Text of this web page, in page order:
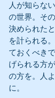
人が知らな
の世界。そ
決められた
を計られる
ておくべき
げられる方
の方を。人
に。